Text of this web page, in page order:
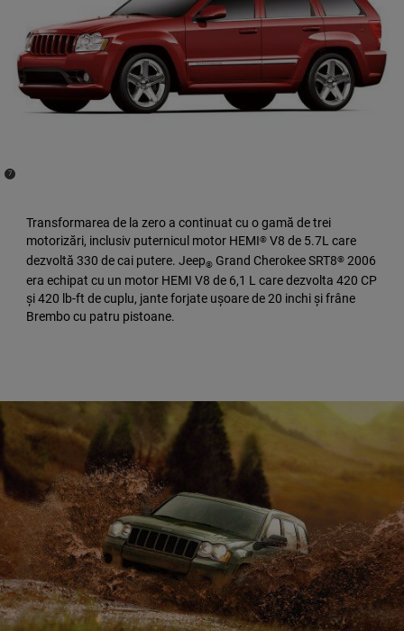
Transformarea de la zero a continuat cu o gamă de trei
motorizări, inclusiv puternicul motor HEMI® V8 de 5.7L care
dezvoltă 330 de cai putere. Jeep® Grand Cherokee SRT8® 2006
era echipat cu un motor HEMI V8 de 6,1 L care dezvolta 420 CP
și 420 lb-ft de cuplu, jante forjate ușoare de 20 inchi și frâne
Brembo cu patru pistoane.
(
Disclosure
7)